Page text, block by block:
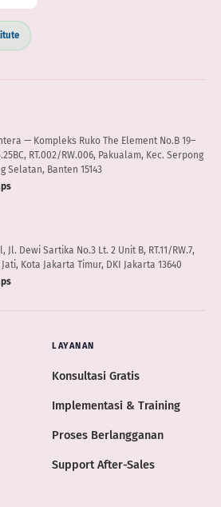
— Kompleks Ruko The Element No.B 19–
RT.002/RW.006, Pakualam, Kec. Serpong
Selatan, Banten 15143
Dewi Sartika No.3 Lt. 2 Unit B, RT.11/RW.7,
Kota Jakarta Timur, DKI Jakarta 13640
LAYANAN
Konsultasi Gratis
Implementasi & Training
Proses Berlangganan
Support After-Sales